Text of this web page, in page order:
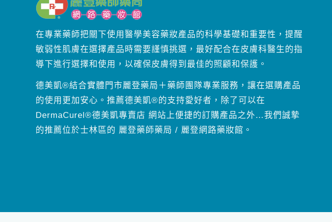
在專業藥師把關下使用醫學美容藥妝產品的科學基礎和重要性，提醒
敏弱性肌膚在選擇產品時需要謹慎挑選，最好配合在皮膚科醫生的指
導下進行選擇和使用，以確保皮膚得到最佳的照顧和保護。
德美凱®結合實體門市麗登藥局＋藥師團隊專業服務，讓在選購產品
的使用更加安心。推薦德美凱®的支持愛好者，除了可以在
DermaCurel®德美凱專賣店 網站上便捷的訂購產品之外…我們誠摯
的推薦位於士林區的 麗登藥師藥局 / 麗登網路藥妝館。